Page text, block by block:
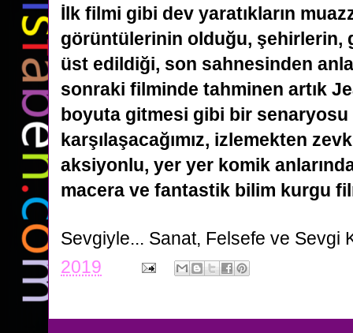
İlk filmi gibi dev yaratıkların
görüntülerinin olduğu, şehirlerin,
üst edildiği, son sahnesinden
sonraki filminde tahminen artık
boyuta gitmesi gibi bir senaryosu
karşılaşacağımız, izlemekten
aksiyonlu, yer yer komik
macera ve fantastik bilim kurgu
Sevgiyle... Sanat, Felsefe ve Sevgi
2019